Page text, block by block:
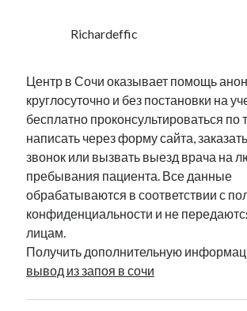
Richardeffic
Центр в Сочи оказывает помощь
круглосуточно и без постановки на
бесплатно проконсультироваться по
написать через форму сайта,
звонок или вызвать выезд врача на
пребывания пациента. Все данные
обрабатываются в соответствии с
конфиденциальности и не
лицам.
Получить дополнительную
вывод из запоя в сочи